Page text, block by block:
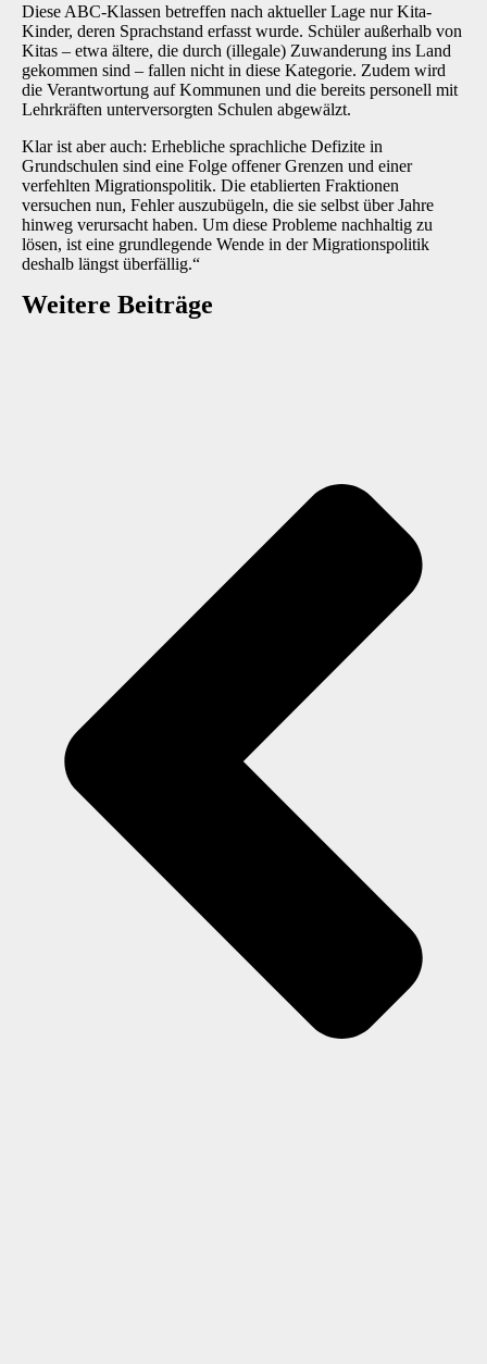
Diese ABC-Klassen betreffen nach aktueller Lage nur Kita-
Kinder, deren Sprachstand erfasst wurde. Schüler außerhalb von
Kitas – etwa ältere, die durch (illegale) Zuwanderung ins Land
gekommen sind – fallen nicht in diese Kategorie. Zudem wird
die Verantwortung auf Kommunen und die bereits personell mit
Lehrkräften unterversorgten Schulen abgewälzt.
Klar ist aber auch: Erhebliche sprachliche Defizite in
Grundschulen sind eine Folge offener Grenzen und einer
verfehlten Migrationspolitik. Die etablierten Fraktionen
versuchen nun, Fehler auszubügeln, die sie selbst über Jahre
hinweg verursacht haben. Um diese Probleme nachhaltig zu
lösen, ist eine grundlegende Wende in der Migrationspolitik
deshalb längst überfällig.“
Weitere Beiträge